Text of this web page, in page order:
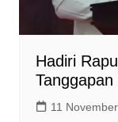
Hadiri
11